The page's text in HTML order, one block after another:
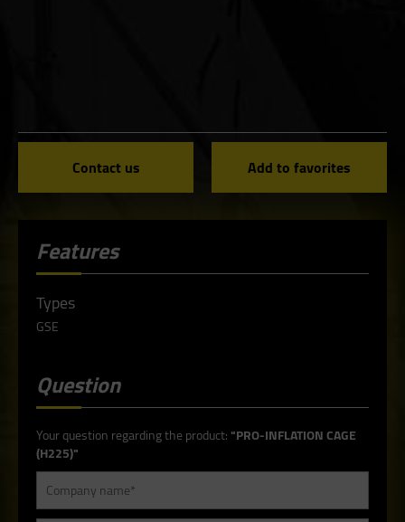
Contact us Add to favorites
Features
Types
GSE
Question
Your question regarding the product:"PRO-INFLATION CAGE
(H225)"